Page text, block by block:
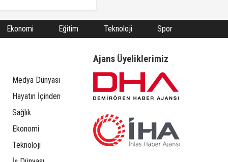
Ekonomi Eğitim Teknoloji Spor
Medya Dünyası
Hayatın İçinden
Sağlık
Ekonomi
Teknoloji
Ajans Üyeliklerimiz